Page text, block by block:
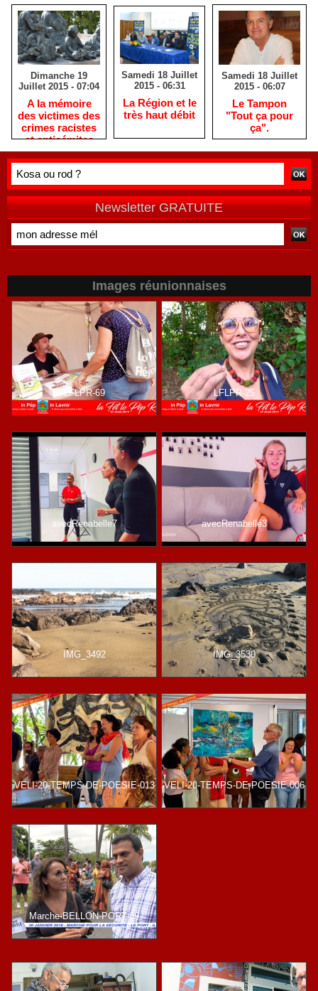
Dimanche 19
Juillet 2015 - 07:04
A la mémoire
des victimes des
crimes racistes
et antisémites
Samedi 18 Juillet
2015 - 06:31
La Région et le
très haut débit
Samedi 18 Juillet
2015 - 06:07
Le Tampon
"Tout ça pour
ça".
Newsletter GRATUITE
Images réunionnaises
LFLPR-69 LFLPR-25
avecRenabelle7 avecRenabelle3
IMG_3492 IMG_3530
VELI-20-TEMPS-DE-POESIE-013 VELI-20-TEMPS-DE-POESIE-006
Marche-BELLON-PORT-39